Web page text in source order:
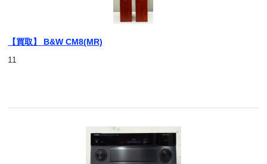
【買取】 B&W CM8(MR)
11